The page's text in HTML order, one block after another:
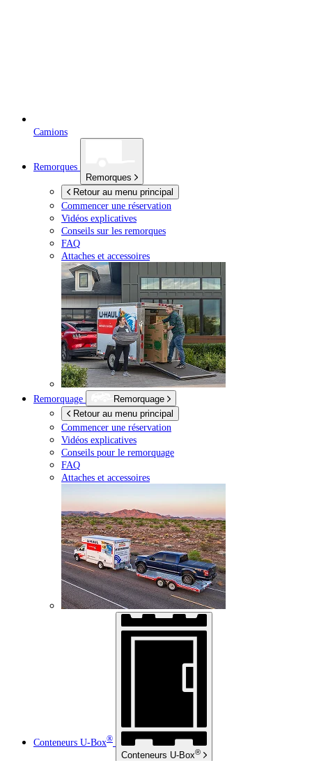
Camions
Remorques
Remorques
Retour au menu principal
Commencer une réservation
Vidéos explicatives
Conseils sur les remorques
FAQ
Attaches et accessoires
Remorquage
Remorquage
Retour au menu principal
Commencer une réservation
Vidéos explicatives
Conseils pour le remorquage
FAQ
Attaches et accessoires
Conteneurs U-Box®
Conteneurs U-Box®